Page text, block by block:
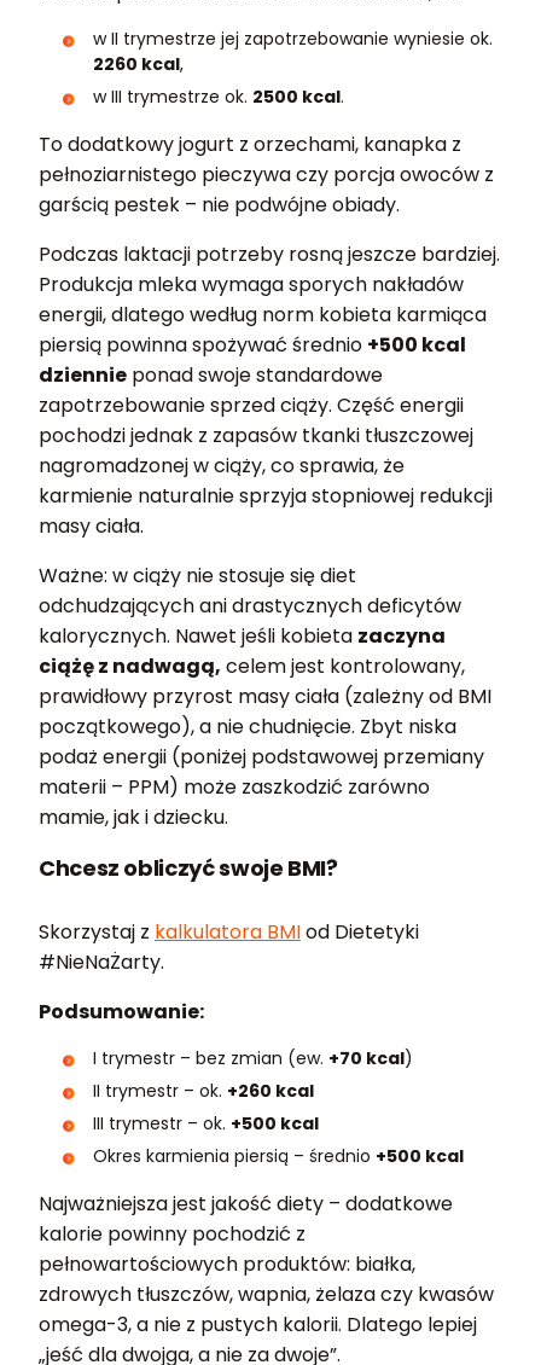
w II trymestrze jej zapotrzebowanie wyniesie ok.
2260 kcal,
w III trymestrze ok. 2500 kcal.
To dodatkowy jogurt z orzechami, kanapka z
pełnoziarnistego pieczywa czy porcja owoców z
garścią pestek – nie podwójne obiady.
Podczas laktacji potrzeby rosną jeszcze bardziej.
Produkcja mleka wymaga sporych nakładów
energii, dlatego według norm kobieta karmiąca
piersią powinna spożywać średnio +500 kcal
dziennie ponad swoje standardowe
zapotrzebowanie sprzed ciąży. Część energii
pochodzi jednak z zapasów tkanki tłuszczowej
nagromadzonej w ciąży, co sprawia, że
karmienie naturalnie sprzyja stopniowej redukcji
masy ciała.
Ważne: w ciąży nie stosuje się diet
odchudzających ani drastycznych deficytów
kalorycznych. Nawet jeśli kobieta zaczyna
ciążę z nadwagą, celem jest kontrolowany,
prawidłowy przyrost masy ciała (zależny od BMI
początkowego), a nie chudnięcie. Zbyt niska
podaż energii (poniżej podstawowej przemiany
materii – PPM) może zaszkodzić zarówno
mamie, jak i dziecku.
Chcesz obliczyć swoje BMI?
Skorzystaj z kalkulatora BMIod Dietetyki
#NieNaŻarty.
Podsumowanie:
I trymestr – bez zmian (ew. +70 kcal)
II trymestr – ok. +260 kcal
III trymestr – ok. +500 kcal
Okres karmienia piersią – średnio +500 kcal
Najważniejsza jest jakość diety – dodatkowe
kalorie powinny pochodzić z
pełnowartościowych produktów: białka,
zdrowych tłuszczów, wapnia, żelaza czy kwasów
omega-3, a nie z pustych kalorii. Dlatego lepiej
„jeść dla dwojga, a nie za dwoje”.